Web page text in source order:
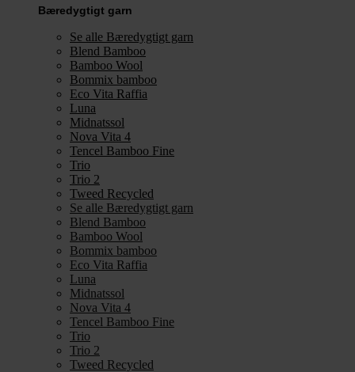
Bæredygtigt garn
Se alle Bæredygtigt garn
Blend Bamboo
Bamboo Wool
Bommix bamboo
Eco Vita Raffia
Luna
Midnatssol
Nova Vita 4
Tencel Bamboo Fine
Trio
Trio 2
Tweed Recycled
Se alle Bæredygtigt garn
Blend Bamboo
Bamboo Wool
Bommix bamboo
Eco Vita Raffia
Luna
Midnatssol
Nova Vita 4
Tencel Bamboo Fine
Trio
Trio 2
Tweed Recycled